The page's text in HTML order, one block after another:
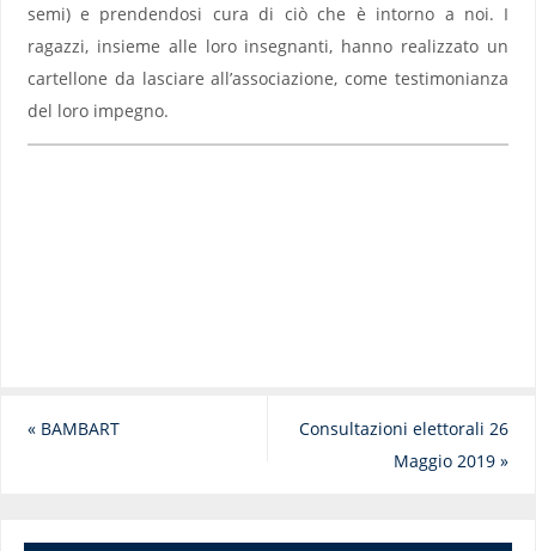
semi) e prendendosi cura di ciò che è intorno a noi. I
ragazzi, insieme alle loro insegnanti, hanno realizzato un
cartellone da lasciare all’associazione, come testimonianza
del loro impegno.
«BAMBART
Consultazioni elettorali 26
Maggio 2019»